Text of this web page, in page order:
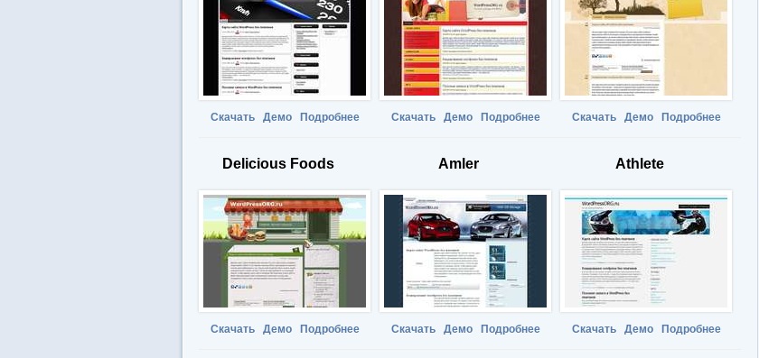
Скачать Демо Подробнее Скачать Демо Подробнее Скачать Демо Подробнее
Delicious Foods
Скачать Демо Подробнее
Amler
Скачать Демо Подробнее
Athlete
Скачать Демо Подробнее